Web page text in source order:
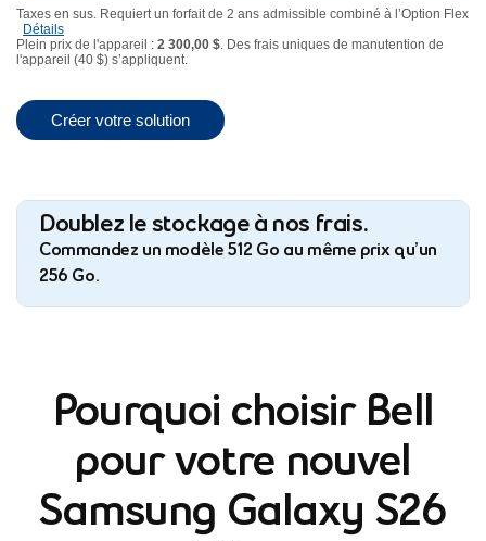
Taxes en sus. Requiert un forfait de 2 ans admissible combiné à l’Option Flex
Détails
Plein prix de l'appareil : 2 300,00 $. Des frais uniques de manutention de
l'appareil (40 $) s’appliquent.
Doublez le stockage à nos frais.
Commandez un modèle 512 Go au même prix qu’un
256 Go.
Pourquoi choisir Bell
pour votre nouvel
Samsung Galaxy S26